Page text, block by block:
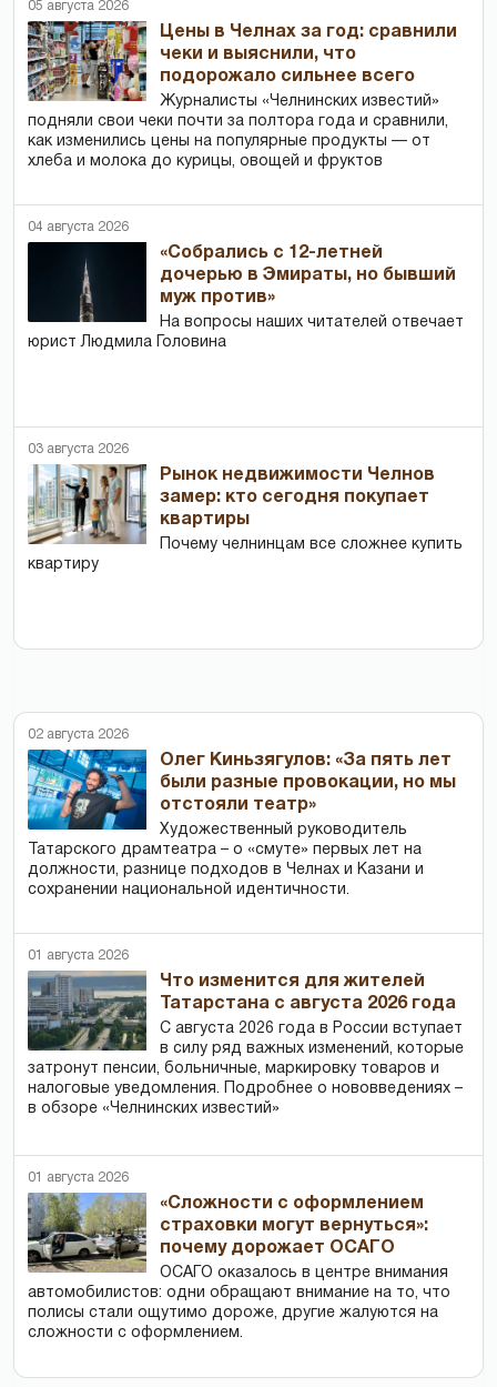
05 августа 2026
Цены в Челнах за год: сравнили
чеки и выяснили, что
подорожало сильнее всего
Журналисты «Челнинских известий»
подняли свои чеки почти за полтора года и сравнили,
как изменились цены на популярные продукты — от
хлеба и молока до курицы, овощей и фруктов
04 августа 2026
«Собрались с 12-летней
дочерью в Эмираты, но бывший
муж против»
На вопросы наших читателей отвечает
юрист Людмила Головина
03 августа 2026
Рынок недвижимости Челнов
замер: кто сегодня покупает
квартиры
Почему челнинцам все сложнее купить
квартиру
02 августа 2026
Олег Киньзягулов: «За пять лет
были разные провокации, но мы
отстояли театр»
Художественный руководитель
Татарского драмтеатра – о «смуте» первых лет на
должности, разнице подходов в Челнах и Казани и
сохранении национальной идентичности.
01 августа 2026
Что изменится для жителей
Татарстана с августа 2026 года
С августа 2026 года в России вступает
в силу ряд важных изменений, которые
затронут пенсии, больничные, маркировку товаров и
налоговые уведомления. Подробнее о нововведениях –
в обзоре «Челнинских известий»
01 августа 2026
«Сложности с оформлением
страховки могут вернуться»:
почему дорожает ОСАГО
ОСАГО оказалось в центре внимания
автомобилистов: одни обращают внимание на то, что
полисы стали ощутимо дороже, другие жалуются на
сложности с оформлением.